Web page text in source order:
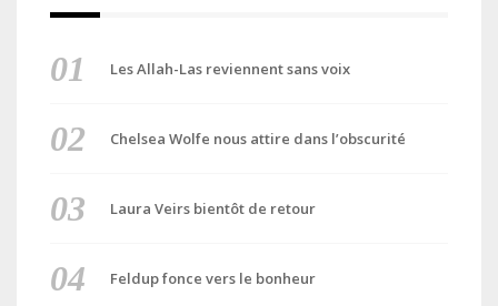
Les Allah-Las reviennent sans voix
Chelsea Wolfe nous attire dans l’obscurité
Laura Veirs bientôt de retour
Feldup fonce vers le bonheur